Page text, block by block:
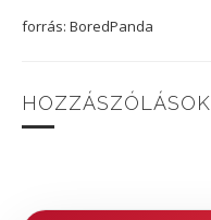
forrás: BoredPanda
HOZZÁSZÓLÁSOK